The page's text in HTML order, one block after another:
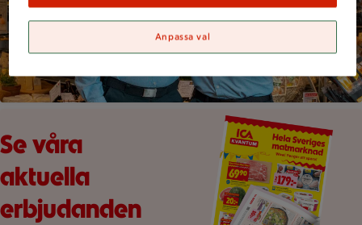
Se våra
aktuella
erbjudanden
Anpassa val